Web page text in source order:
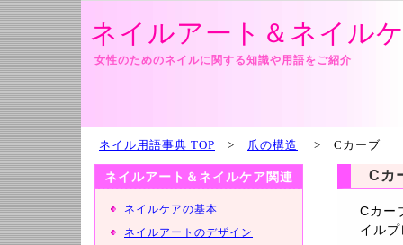
ネイルアート＆ネイル
女性のためのネイルに関する知識や用語をご紹介
ネイル用語事典 TOP > 爪の構造 > Cカーブ
Cカ
Cカー
イル
ネイルアート＆ネイルケア関連
ネイルケアの基本
ネイルアートのデザイン